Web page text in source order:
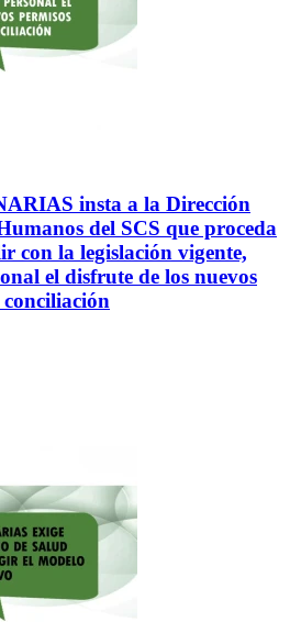
insta a la Dirección
del SCS que proceda
con la legislación vigente,
el disfrute de los nuevos
conciliación